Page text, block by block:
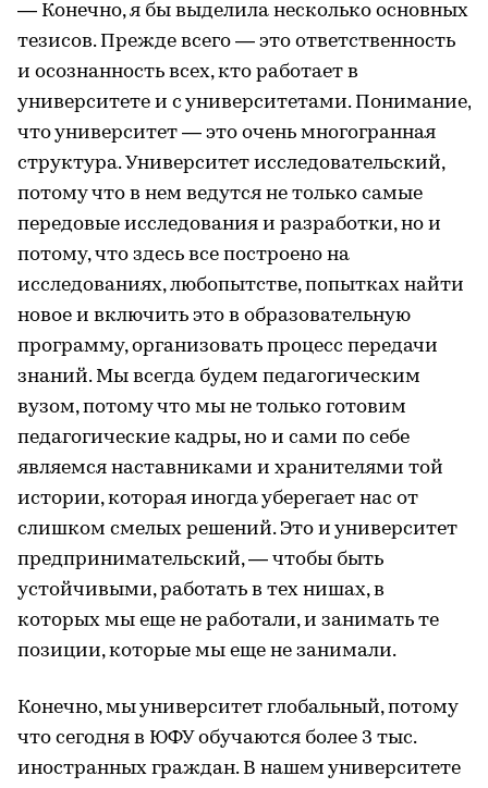
— Конечно, я бы выделила несколько основных
тезисов. Прежде всего — это ответственность
и осознанность всех, кто работает в
университете и с университетами. Понимание,
что университет — это очень многогранная
структура. Университет исследовательский,
потому что в нем ведутся не только самые
передовые исследования и разработки, но и
потому, что здесь все построено на
исследованиях, любопытстве, попытках найти
новое и включить это в образовательную
программу, организовать процесс передачи
знаний. Мы всегда будем педагогическим
вузом, потому что мы не только готовим
педагогические кадры, но и сами по себе
являемся наставниками и хранителями той
истории, которая иногда уберегает нас от
слишком смелых решений. Это и университет
предпринимательский, — чтобы быть
устойчивыми, работать в тех нишах, в
которых мы еще не работали, и занимать те
позиции, которые мы еще не занимали.
Конечно, мы университет глобальный, потому
что сегодня в ЮФУ обучаются более 3 тыс.
иностранных граждан. В нашем университете